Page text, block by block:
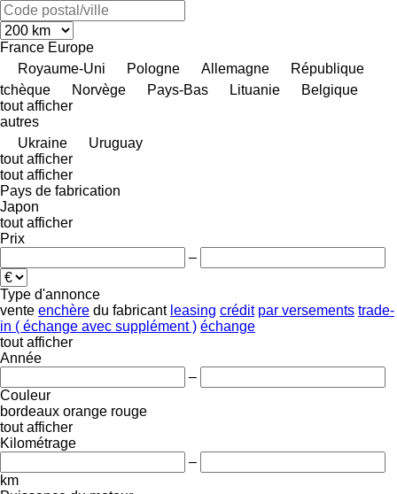
France Europe
Royaume-Uni
Pologne Allemagne
République
tchèque
Norvège Pays-Bas Lituanie
Belgique
tout afficher
autres
Ukraine
Uruguay
tout afficher
tout afficher
Pays de fabrication
Japon
tout afficher
Prix
–
Type d'annonce
vente enchère du fabricant leasing crédit par versements trade-
in ( échange avec supplément ) échange
tout afficher
Année
–
Couleur
bordeaux orange rouge
tout afficher
Kilométrage
–
km